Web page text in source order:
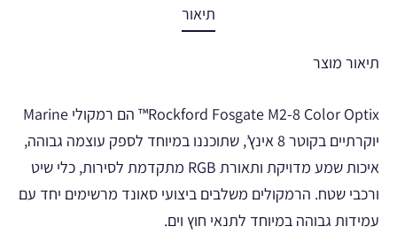
תיאור
תיאור מוצר
Rockford Fosgate M2-8 Color Optix™ הם רמקולי Marine
יוקרתיים בקוטר 8 אינץ’, שתוכננו במיוחד לספק עוצמה גבוהה,
איכות שמע מדויקת ותאורת RGB מתקדמת לסירות, כלי שיט
ורכבי שטח. הרמקולים משלבים ביצועי סאונד מרשימים יחד עם
עמידות גבוהה במיוחד לתנאי חוץ וים.